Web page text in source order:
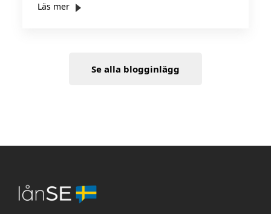
Läs mer
Se alla blogginlägg